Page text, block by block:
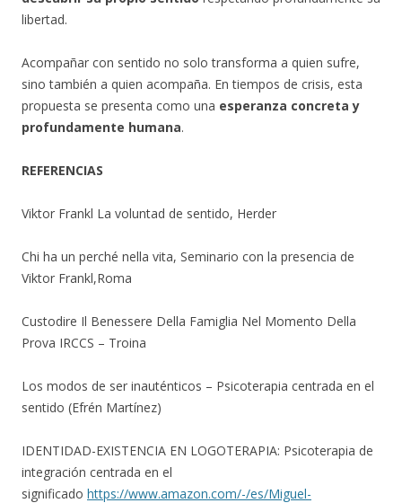
libertad.
Acompañar con sentido no solo transforma a quien sufre,
sino también a quien acompaña. En tiempos de crisis, esta
propuesta se presenta como una esperanza concreta y
profundamente humana.
REFERENCIAS
Viktor Frankl La voluntad de sentido, Herder
Chi ha un perché nella vita, Seminario con la presencia de
Viktor Frankl,Roma
Custodire Il Benessere Della Famiglia Nel Momento Della
Prova IRCCS – Troina
Los modos de ser inauténticos – Psicoterapia centrada en el
sentido (Efrén Martínez)
IDENTIDAD-EXISTENCIA EN LOGOTERAPIA: Psicoterapia de
integración centrada en el
significado https://www.amazon.com/-/es/Miguel-